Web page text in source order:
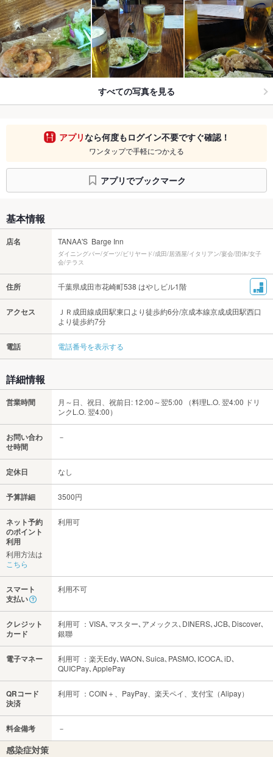
すべての写真を見る
アプリなら何度もログイン不要ですぐ確認！
ワンタップで手軽につかえる
アプリでブックマーク
基本情報
店名 TANAA'S Barge Inn
ダイニングバー/ダーツ/ビリヤード/成田/居酒屋/イタリアン/宴会/団体/女子
会/テラス
住所 千葉県成田市花崎町538 はやしビル1階
アクセス
ＪＲ成田線成田駅東口より徒歩約6分/京成本線京成成田駅西口
より徒歩約7分
電話 電話番号を表示する
詳細情報
営業時間
月～日、祝日、祝前日: 12:00～翌5:00 （料理L.O. 翌4:00 ドリ
ンクL.O. 翌4:00）
お問い合わ
せ時間
－
定休日 なし
予算詳細 3500円
ネット予約
のポイント
利用
利用方法は
こちら
利用可
スマート
支払い
利用不可
クレジット
カード
利用可 ：VISA､マスター､アメックス､DINERS､JCB､Discover､
銀聯
電子マネー
利用可 ：楽天Edy､WAON､Suica､PASMO､ICOCA､iD､
QUICPay､ApplePay
QRコード
決済
利用可 ：COIN＋、PayPay、楽天ペイ、支付宝（Alipay）
料金備考 －
感染症対策